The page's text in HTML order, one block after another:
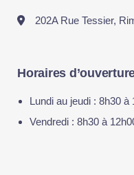
202A Rue Tessier,
Horaires
Lundi au jeudi : 8h30 à
Vendredi : 8h30 à